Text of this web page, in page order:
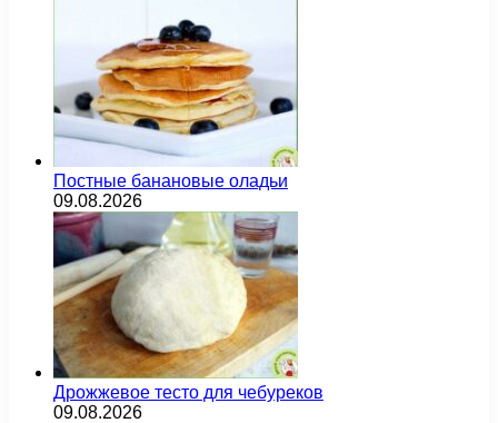
Постные банановые оладьи
09.08.2026
Дрожжевое тесто для чебуреков
09.08.2026